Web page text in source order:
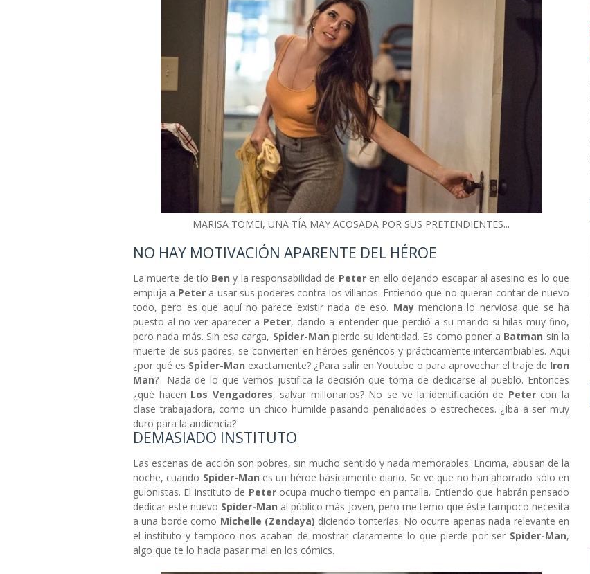
MARISA TOMEI, UNA TÍA MAY ACOSADA POR SUS PRETENDIENTES...
NO HAY MOTIVACIÓN APARENTE DEL HÉROE
La muerte de tío Ben y la responsabilidad de Peteren ello dejando escapar al asesino es lo que
empuja a Peter a usar sus poderes contra los villanos. Entiendo que no quieran contar de nuevo
todo, pero es que aquí no parece existir nada de eso. May menciona lo nerviosa que se ha
puesto al no ver aparecer a Peter, dando a entender que perdió a su marido si hilas muy fino,
pero nada más. Sin esa carga, Spider-Man pierde su identidad. Es como poner a Batman sin la
muerte de sus padres, se convierten en héroes genéricos y prácticamente intercambiables. Aquí
¿por qué es Spider-Man exactamente? ¿Para salir en Youtube o para aprovechar el traje de Iron
Man? Nada de lo que vemos justifica la decisión que toma de dedicarse al pueblo. Entonces
¿qué hacen Los Vengadores, salvar millonarios? No se ve la identificación de Petercon la
clase trabajadora, como un chico humilde pasando penalidades o estrecheces. ¿Iba a ser muy
duro para la audiencia?
DEMASIADO INSTITUTO
Las escenas de acción son pobres, sin mucho sentido y nada memorables. Encima, abusan de la
noche, cuando Spider-Man es un héroe básicamente diario. Se ve que no han ahorrado sólo en
guionistas. El instituto de Peterocupa mucho tiempo en pantalla. Entiendo que habrán pensado
dedicar este nuevo Spider-Man al público más joven, pero me temo que éste tampoco necesita
a una borde como Michelle (Zendaya) diciendo tonterías. No ocurre apenas nada relevante en
el instituto y tampoco nos acaban de mostrar claramente lo que pierde por ser Spider-Man,
algo que te lo hacía pasar mal en los cómics.